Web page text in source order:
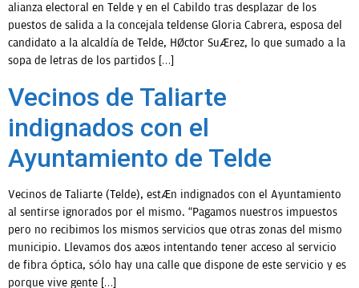
5ª COLUMNA
CARTAS DEL DIRECTOR
ENTREVISTAS
OPINIÓN
PROGRAMAS
alianza electoral en Telde y en el Cabildo tras desplazar de los
puestos de salida a la concejala teldense Gloria Cabrera, esposa del
candidato a la alcaldía de Telde, Héctor Suárez, lo que sumado a la
sopa de letras de los partidos […]
Vecinos de Taliarte
indignados con el
Ayuntamiento de Telde
Vecinos de Taliarte (Telde), están indignados con el Ayuntamiento
al sentirse ignorados por el mismo. “Pagamos nuestros impuestos
pero no recibimos los mismos servicios que otras zonas del mismo
municipio. Llevamos dos años intentando tener acceso al servicio
de fibra óptica, sólo hay una calle que dispone de este servicio y es
porque vive gente […]